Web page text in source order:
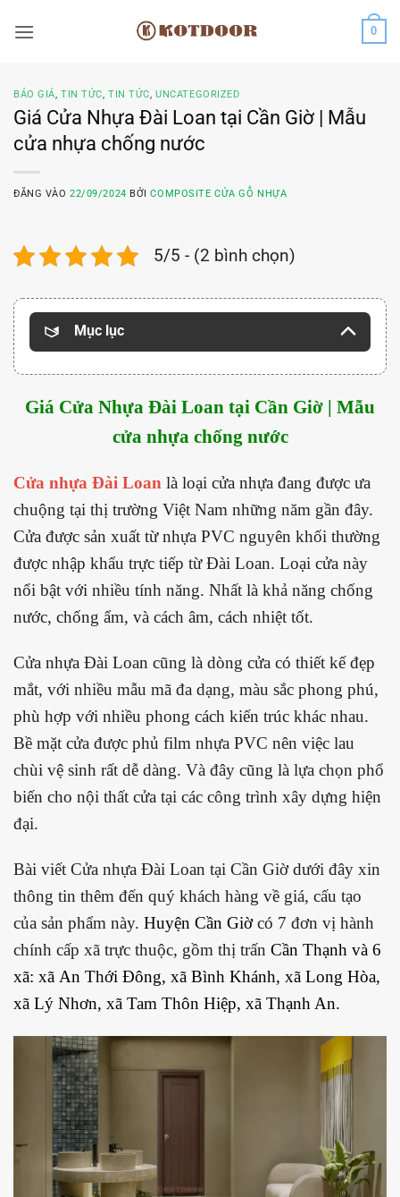
qua
0
BÁO GIÁ,TIN TỨC,TIN TỨC,UNCATEGORIZED
Giá Cửa Nhựa Đài Loan tại Cần Giờ | Mẫu
cửa nhựa chống nước
ĐĂNG VÀO22/09/2024 BỞICOMPOSITE CỬA GỖ NHỰA
5/5 - (2 bình chọn)
Mục lục
Giá Cửa Nhựa Đài Loan tại Cần Giờ | Mẫu
cửa nhựa chống nước
Cửa nhựa Đài Loan là loại cửa nhựa đang được ưa
chuộng tại thị trường Việt Nam những năm gần đây.
Cửa được sản xuất từ nhựa PVC nguyên khối thường
được nhập khẩu trực tiếp từ Đài Loan. Loại cửa này
nổi bật với nhiều tính năng. Nhất là khả năng chống
nước, chống ẩm, và cách âm, cách nhiệt tốt.
Cửa nhựa Đài Loan cũng là dòng cửa có thiết kế đẹp
mắt, với nhiều mẫu mã đa dạng, màu sắc phong phú,
phù hợp với nhiều phong cách kiến trúc khác nhau.
Bề mặt cửa được phủ film nhựa PVC nên việc lau
chùi vệ sinh rất dễ dàng. Và đây cũng là lựa chọn phổ
biến cho nội thất cửa tại các công trình xây dựng hiện
đại.
Bài viết Cửa nhựa Đài Loan tại Cần Giờ dưới đây xin
thông tin thêm đến quý khách hàng về giá, cấu tạo
của sản phẩm này. Huyện Cần Giờ có 7 đơn vị hành
chính cấp xã trực thuộc, gồm thị trấn Cần Thạnh và 6
xã: xã An Thới Đông, xã Bình Khánh, xã Long Hòa,
xã Lý Nhơn, xã Tam Thôn Hiệp, xã Thạnh An.